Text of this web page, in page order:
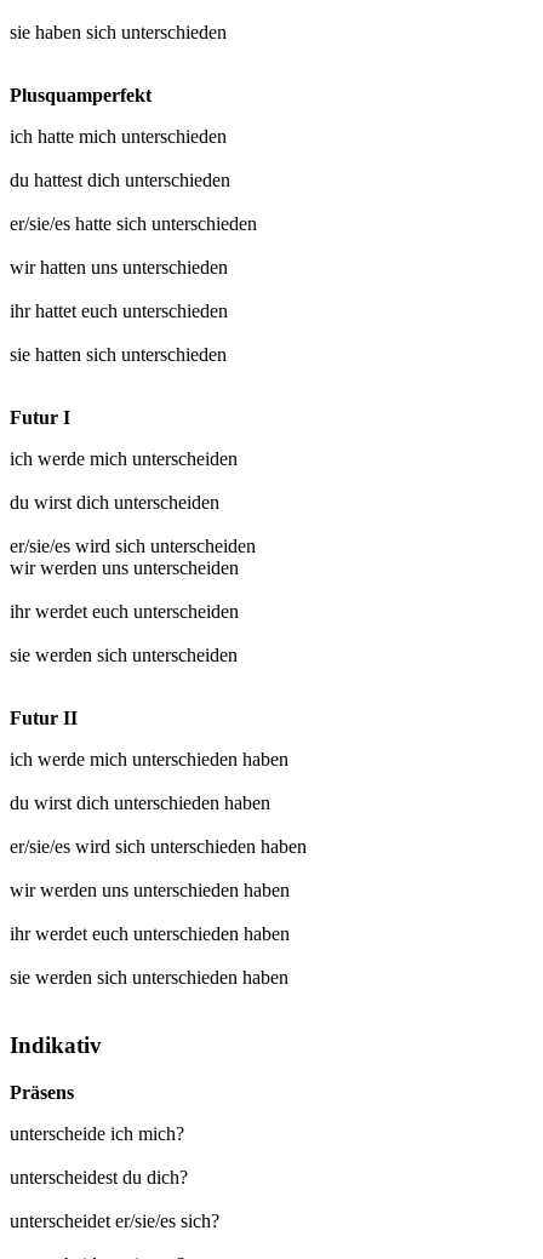
sie haben sich unterschieden
Plusquamperfekt
ich hatte mich unterschieden
du hattest dich unterschieden
er/sie/es hatte sich unterschieden
wir hatten uns unterschieden
ihr hattet euch unterschieden
sie hatten sich unterschieden
Futur I
ich werde mich unterscheiden
du wirst dich unterscheiden
er/sie/es wird sich unterscheiden
wir werden uns unterscheiden
ihr werdet euch unterscheiden
sie werden sich unterscheiden
Futur II
ich werde mich unterschieden haben
du wirst dich unterschieden haben
er/sie/es wird sich unterschieden haben
wir werden uns unterschieden haben
ihr werdet euch unterschieden haben
sie werden sich unterschieden haben
Indikativ
Präsens
unterscheide ich mich?
unterscheidest du dich?
unterscheidet er/sie/es sich?